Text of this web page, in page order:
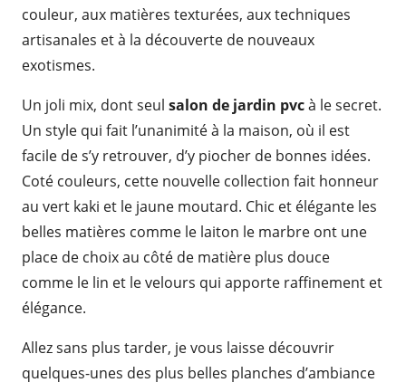
couleur, aux matières texturées, aux techniques
artisanales et à la découverte de nouveaux
exotismes.
Un joli mix, dont seul salon de jardin pvcà le secret.
Un style qui fait l’unanimité à la maison, où il est
facile de s’y retrouver, d’y piocher de bonnes idées.
Coté couleurs, cette nouvelle collection fait honneur
au vert kaki et le jaune moutard. Chic et élégante les
belles matières comme le laiton le marbre ont une
place de choix au côté de matière plus douce
comme le lin et le velours qui apporte raffinement et
élégance.
Allez sans plus tarder, je vous laisse découvrir
quelques-unes des plus belles planches d’ambiance